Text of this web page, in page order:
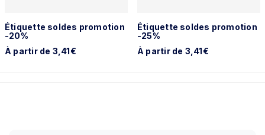
Étiquette soldes promotion
-20%
À partir de 3,41€
Étiquette soldes promotion
-25%
À partir de 3,41€